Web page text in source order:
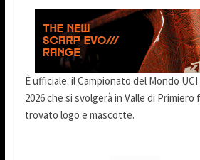
È ufficiale: il Campionato del Mondo
2026 che si svolgerà in Valle di
trovato logo e mascotte.